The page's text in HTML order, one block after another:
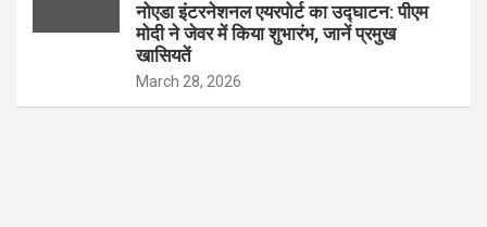
नोएडा इंटरनेशनल एयरपोर्ट का उद्घाटन: पीएम
मोदी ने जेवर में किया शुभारंभ, जानें प्रमुख
खासियतें
March 28, 2026